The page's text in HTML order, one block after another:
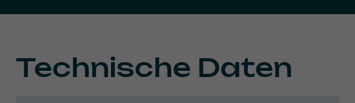
Technische Daten